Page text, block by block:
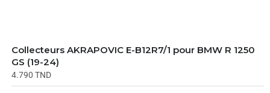
Collecteurs AKRAPOVIC E-B12R7/1 pour BMW R 1250
GS (19-24)
4.790 TND